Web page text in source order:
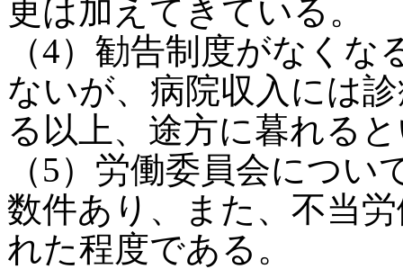
更は加えてきている。
（4）勧告制度がなく
ないが、病院収入には
る以上、途方に暮れる
（5）労働委員会につ
数件あり、また、不当
れた程度である。